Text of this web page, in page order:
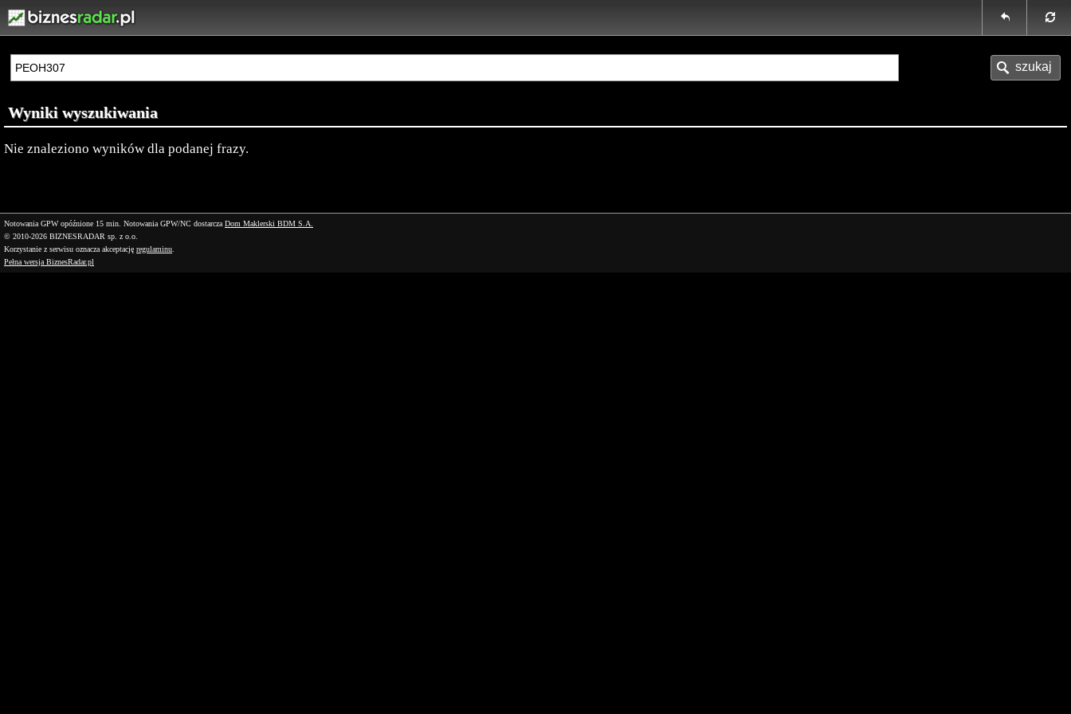
Wyniki wyszukiwania
Nie znaleziono wyników dla podanej frazy.
Notowania GPW opóźnione 15 min. Notowania GPW/NC dostarcza Dom Maklerski BDM S.A.
© 2010-2026 BIZNESRADAR sp. z o.o.
Korzystanie z serwisu oznacza akceptację regulaminu
Pełna wersja BiznesRadar.pl